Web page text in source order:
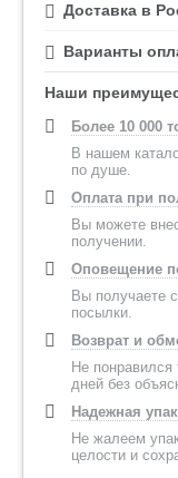
Доставка в
Варианты
Наши
Более 10 000
В нашем
по душе.
Оплата при
Вы можете
получении.
Оповещение
Вы получаете
посылки.
Возврат и
Не понравился
дней без
Надежная
Не жалеем
целости и